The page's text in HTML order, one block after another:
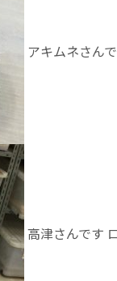
アキムネさん
高津さんです